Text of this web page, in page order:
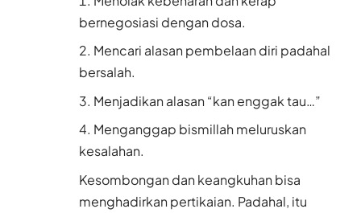
bernegosiasi dengan dosa.
Mencari alasan pembelaan diri padahal
bersalah.
Menjadikan alasan “kan enggak tau…”
Menganggap bismillah meluruskan
kesalahan.
Kesombongan dan keangkuhan bisa
menghadirkan pertikaian. Padahal, itu